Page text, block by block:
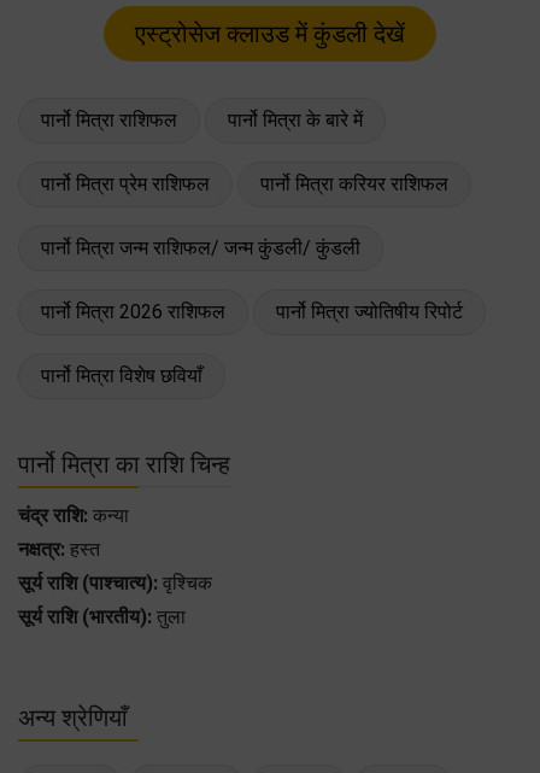
पार्नो मित्रा राशिफल पार्नो मित्रा के बारे में
पार्नो मित्रा प्रेम राशिफल पार्नो मित्रा करियर राशिफल
पार्नो मित्रा जन्म राशिफल/ जन्म कुंडली/ कुंडली
पार्नो मित्रा 2026 राशिफल पार्नो मित्रा ज्योतिषीय रिपोर्ट
पार्नो मित्रा विशेष छवियाँ
पार्नो मित्रा का राशि चिन्ह
चंद्र राशि: कन्या
नक्षत्र: हस्त
सूर्य राशि (पाश्चात्य): वृश्चिक
सूर्य राशि (भारतीय): तुला
अन्य श्रेणियाँ